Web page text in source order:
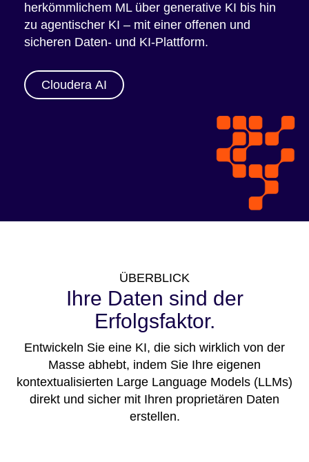
herkömmlichem ML über generative KI bis hin
zu agentischer KI – mit einer offenen und
sicheren Daten- und KI-Plattform.
Cloudera AI
ÜBERBLICK
Ihre Daten sind der
Erfolgsfaktor.
Entwickeln Sie eine KI, die sich wirklich von der
Masse abhebt, indem Sie Ihre eigenen
kontextualisierten Large Language Models (LLMs)
direkt und sicher mit Ihren proprietären Daten
erstellen.